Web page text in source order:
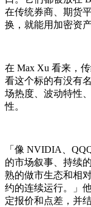
在传统券商、期货
换，就能用加密资
在 Max Xu 看来，
看这个标的有没有
场热度、波动特性
性。
「像 NVIDIA、
的市场叙事、持续
熟的做市生态和相
约的连续运行。」
定报价和点差，并